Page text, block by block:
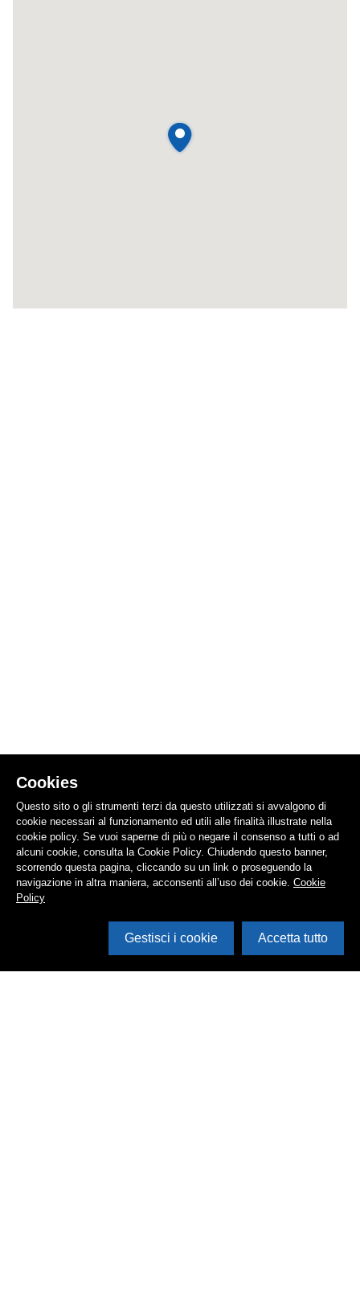
Cookies
Questo sito o gli strumenti terzi da questo utilizzati si avvalgono di
cookie necessari al funzionamento ed utili alle finalità illustrate nella
cookie policy. Se vuoi saperne di più o negare il consenso a tutti o ad
alcuni cookie, consulta la Cookie Policy. Chiudendo questo banner,
scorrendo questa pagina, cliccando su un link o proseguendo la
navigazione in altra maniera, acconsenti all’uso dei cookie. Cookie
Policy
Gestisci i cookie Accetta tutto